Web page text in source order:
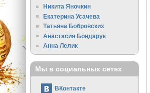
Никита Яночкин
Екатерина Усачева
Татьяна Бобровских
Анастасия Бондарук
Анна Лелик
Мы в социальных сетях
ВКонтакте